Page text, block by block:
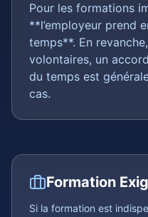
Pour les formations
**l’employeur prend
temps**. En
volontaires, un
du temps est
cas.
Formation
Si la formation est